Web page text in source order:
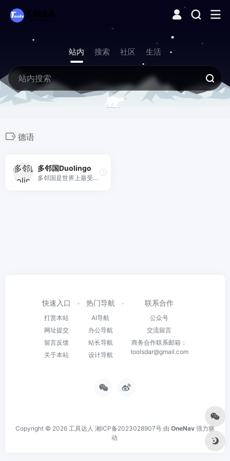
站内 搜索 社区 生活
德语
多邻国Duolingo
多邻国是世界上最受欢迎的语言学习平台。免费、有趣、科学。现在就登录 duolingo.com 或手机应用开始学习吧！
快速入口
打赏本站
网址提交
留言反馈
关于本站
热门导航
AI导航
办公导航
站长导航
设计导航
联系合作
公众号
交流留言
商务合作联系邮箱：
toolsdar@gmail.com
Copyright © 2026 工具达人 湘ICP备2023028907号 由 OneNav 强力驱
动